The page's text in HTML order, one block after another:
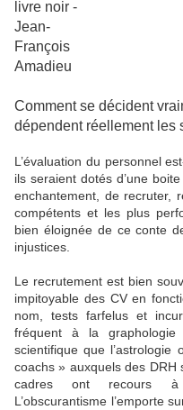
Comment se décident
dépendent réellement les
L’évaluation du personnel
ils seraient dotés d’une
enchantement, de recruter,
compétents et les plus
bien éloignée de ce conte
injustices.
Le recrutement est bien
impitoyable des CV en
nom, tests farfelus et
fréquent à la
scientifique que
coachs » auxquels des DRH
cadres ont recours à
L’obscurantisme l’emporte